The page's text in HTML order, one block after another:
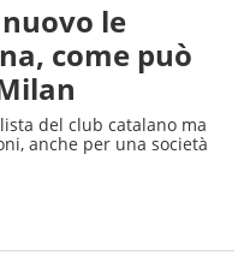
le
come può
del club catalano ma
anche per una società